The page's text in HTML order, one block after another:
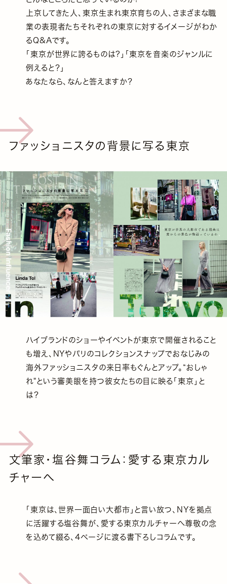
上京してきた人、東京生まれ東京育ちの人、さまざまな職
業の表現者たちそれぞれの東京に対するイメージがわか
るQ&Aです。
「東京が世界に誇るものは?」「東京を音楽のジャンルに
例えると？」
あなたなら、なんと答えますか？
ファッショニスタの背景に写る東京
ハイブランドのショーやイベントが東京で開催されること
も増え、NYやパリのコレクションスナップでおなじみの
海外ファッショニスタの来日率もぐんとアップ。“おしゃ
れ"という審美眼を持つ彼女たちの目に映る「東京」と
は？
文筆家・塩谷舞コラム：愛する東京カル
チャーへ
「東京は、世界一面白い大都市」と言い放つ、NYを拠点
に活躍する塩谷舞が、愛する東京カルチャーへ尊敬の念
を込めて綴る、4ページに渡る書下ろしコラムです。